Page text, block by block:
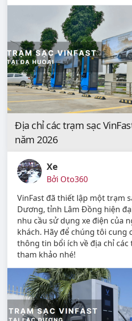
Địa chỉ các trạm sạc
năm 2026
Xe
Bởi Oto360
VinFast đã thiết lập một trạm
Dương, tỉnh Lâm Đồng hiện
nhu cầu sử dụng xe điện của
khách. Hãy để chúng tôi cung
thông tin bổi ích về địa chỉ các
tham khảo nhé!